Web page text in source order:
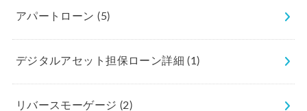
アパートローン(5)
デジタルアセット担保ローン詳細(1)
リバースモーゲージ (2)